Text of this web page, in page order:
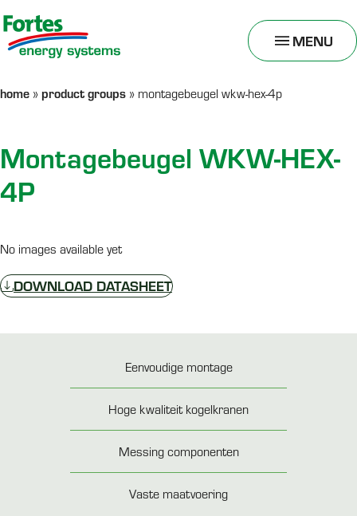
MENU
TOGGLE
MENU
home » product groups » montagebeugel wkw-hex-4p
Montagebeugel WKW-HEX-
4P
No images available yet
DOWNLOAD DATASHEET
Eenvoudige montage
Hoge kwaliteit kogelkranen
Messing componenten
Vaste maatvoering